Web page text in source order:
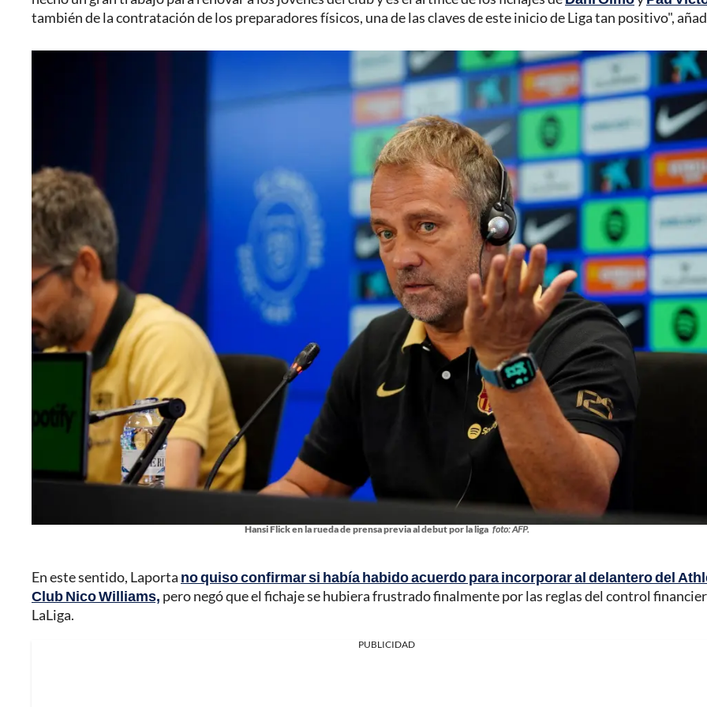
también de la contratación de los preparadores físicos, una de las claves de este inicio de Liga tan positivo",
Hansi Flick en la rueda de prensa previa al debut por la liga foto: AFP.
En este sentido, Laporta no quiso confirmar si había habido acuerdo para incorporar al delantero del
Club Nico Williams, pero negó que el fichaje se hubiera frustrado finalmente por las reglas del control
LaLiga.
PUBLICIDAD